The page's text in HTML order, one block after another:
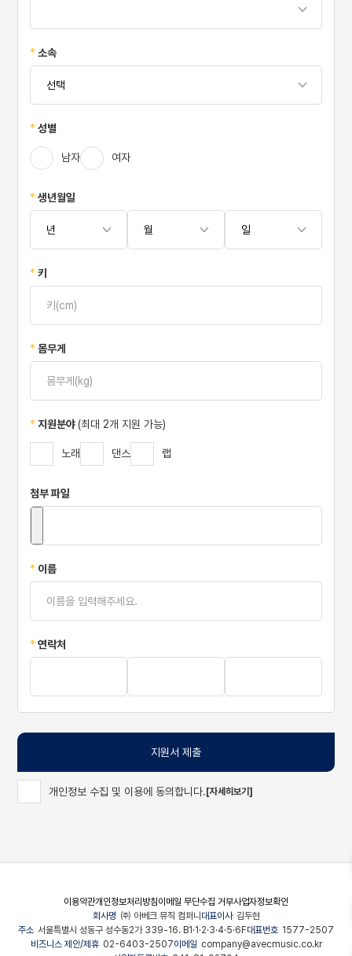
*소속
*성별
남자 여자
*생년월일
*키
*몸무게
*지원분야(최대 2개 지원 가능)
노래 댄스 랩
첨부 파일
* 이름
*연락처
지원서 제출
개인정보 수집 및 이용에 동의합니다. [자세히보기]
이용약관개인정보처리방침이메일 무단수집 거부사업자정보확인
회사명 ㈜ 아베크 뮤직 컴퍼니 대표이사 김두현
주소 서울특별시 성동구 성수동2가 339-16. B1·1·2·3·4·5·6F대표번호 1577-2507
비즈니스 제안/제휴 02-6403-2507이메일 company@avecmusic.co.kr